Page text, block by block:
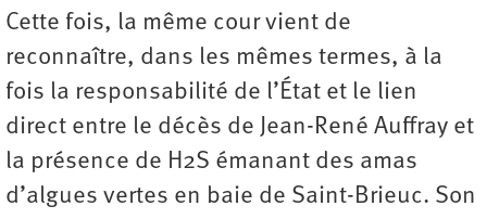
Cette fois, la même cour vient de
reconnaître, dans les mêmes termes, à la
fois la responsabilité de l’État et le lien
direct entre le décès de Jean-René Auffray et
la présence de H2S émanant des amas
d’algues vertes en baie de Saint-Brieuc. Son